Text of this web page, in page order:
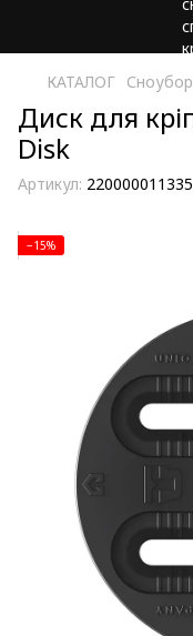
КАТАЛОГ
Диск для
Disk
Артикул:
−15%